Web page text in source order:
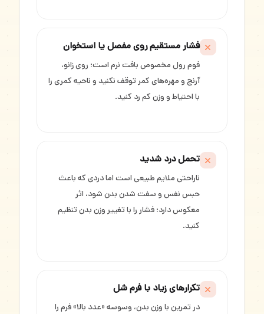
فشار مستقیم روی مفصل یا استخوان
فوم رول مخصوص بافت نرم است؛ روی زانو،
آرنج و مهره‌های کمر توقف نکنید و ناحیه کمری را
با احتیاط و وزن کم رد کنید.
تحمل درد شدید
ناراحتی ملایم طبیعی است اما دردی که باعث
حبس نفس و سفت شدن بدن شود، اثر
معکوس دارد؛ فشار را با تغییر وزن بدن تنظیم
کنید.
تکرارهای زیاد با فرم شل
در تمرین با وزن بدن، وسوسه «عدد بالا» فرم را